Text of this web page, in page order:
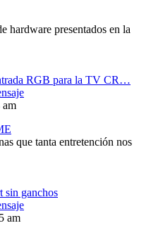
hardware presentados en la
RGB para la TV CR…
am
que tanta entretención nos
sin ganchos
am